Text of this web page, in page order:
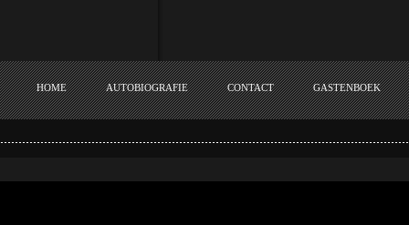
HOME AUTOBIOGRAFIE CONTACT GASTENBOEK